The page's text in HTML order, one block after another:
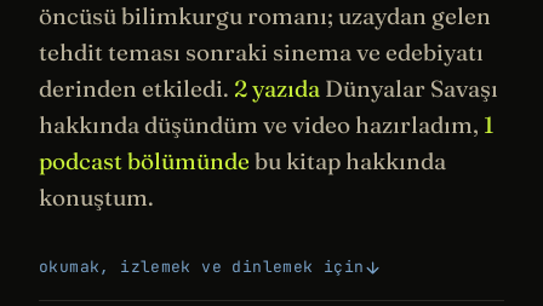
öncüsü bilimkurgu romanı; uzaydan gelen
tehdit teması sonraki sinemave edebiyatı
derinden etkiledi. 2 yazıda Dünyalar Savaşı
hakkında düşündüm ve video hazırladım, 1
podcast bölümünde bu kitap hakkında
konuştum.
okumak, izlemek ve dinlemek için